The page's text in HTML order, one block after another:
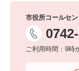
市役所コールセ
ご利用時間：9時